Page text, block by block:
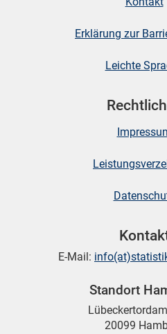
Erklärung zur
Leichte
E-Mail:
Standort
20099